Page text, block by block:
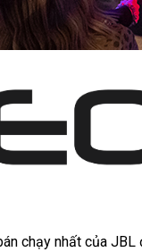
chạy nhất của